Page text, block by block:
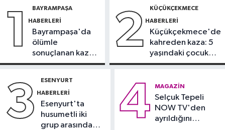
mesaisi başladı
Magazin
kaybetti
otobüsü İETT otobüsüne çarptı
1 BAYRAMPAŞA
HABERLERI
Bayrampaşa'da
ölümle
sonuçlanan kaza:
Sürücü
2 KÜÇÜKÇEKMECE
HABERLERI
Küçükçekmece'de
kahreden kaza: 5
yaşındaki çocuk
yoğun bakımda
3 ESENYURT
HABERLERI
Esenyurt'ta
husumetli iki
grup arasında
4 MAGAZIN
Selçuk Tepeli
NOW TV'den
ayrıldığını